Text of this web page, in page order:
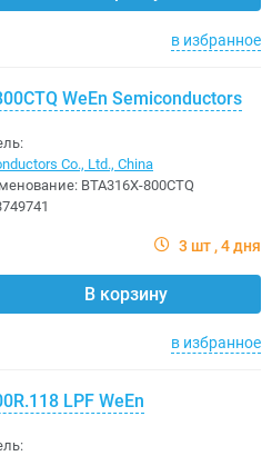
в избранное
WeEn Semiconductors
Co., Ltd., China
BTA316X-800CTQ
3 шт 4 дня
В корзину
в избранное
LPF WeEn